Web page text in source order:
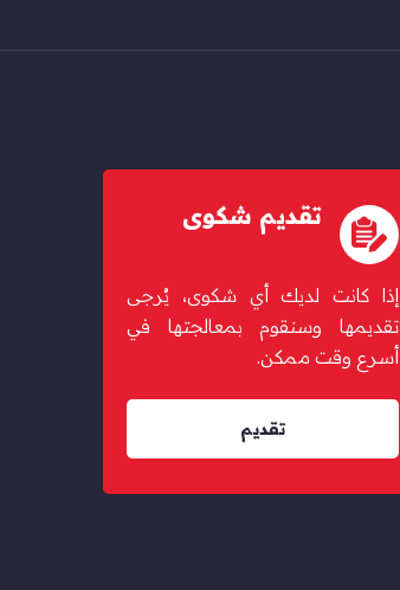
تقديم شكوى
إذا كانت لديك أي شكوى، يُرجى
تقديمها وسنقوم بمعالجتها في
أسرع وقت ممكن.
تقديم